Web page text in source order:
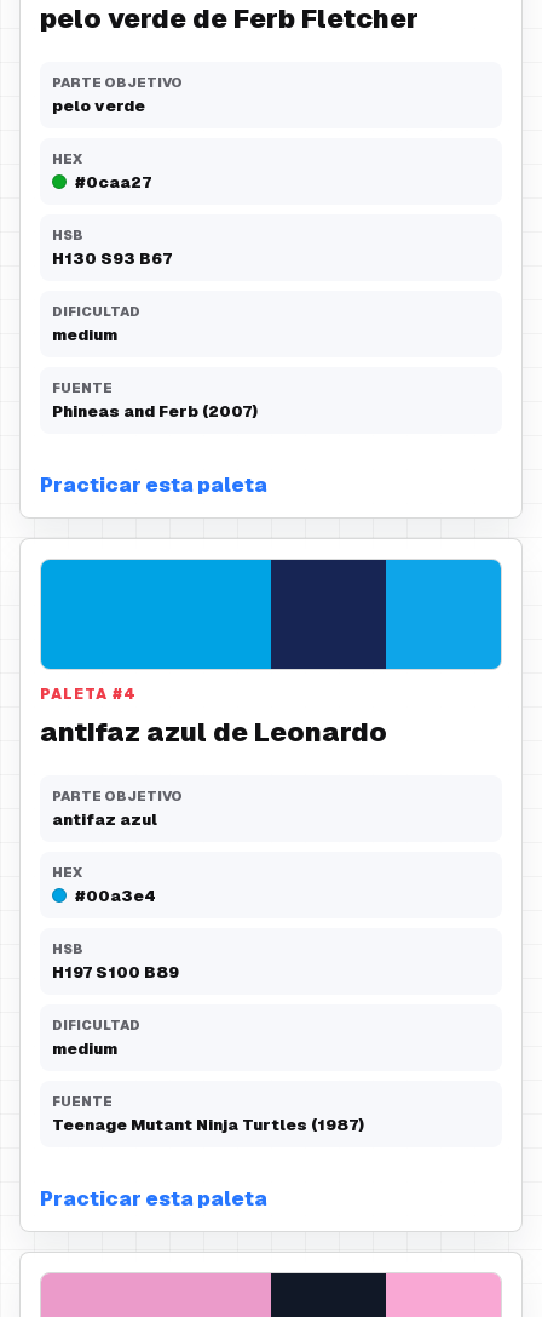
pelo verde de Ferb Fletcher
PARTE OBJETIVO
pelo verde
HEX
#0caa27
HSB
H130 S93 B67
DIFICULTAD
medium
FUENTE
Phineas and Ferb (2007)
Practicar esta paleta
PALETA #4
antifaz azul de Leonardo
PARTE OBJETIVO
antifaz azul
HEX
#00a3e4
HSB
H197 S100 B89
DIFICULTAD
medium
FUENTE
Teenage Mutant Ninja Turtles (1987)
Practicar esta paleta